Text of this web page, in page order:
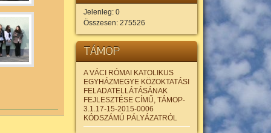
Jelenleg: 0
Összesen: 275526
TÁMOP
A VÁCI RÓMAI KATOLIKUS
EGYHÁZMEGYE KÖZOKTATÁSI
FELADATELLÁTÁSÁNAK
FEJLESZTÉSE CÍMŰ, TÁMOP-
3.1.17-15-2015-0006
KÓDSZÁMÚ PÁLYÁZATRÓL